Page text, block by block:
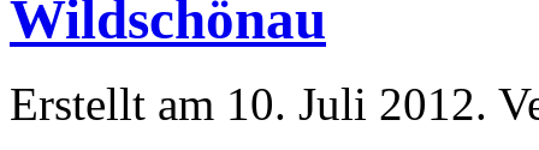
Wildschönau
Erstellt am 10. Juli 2012.